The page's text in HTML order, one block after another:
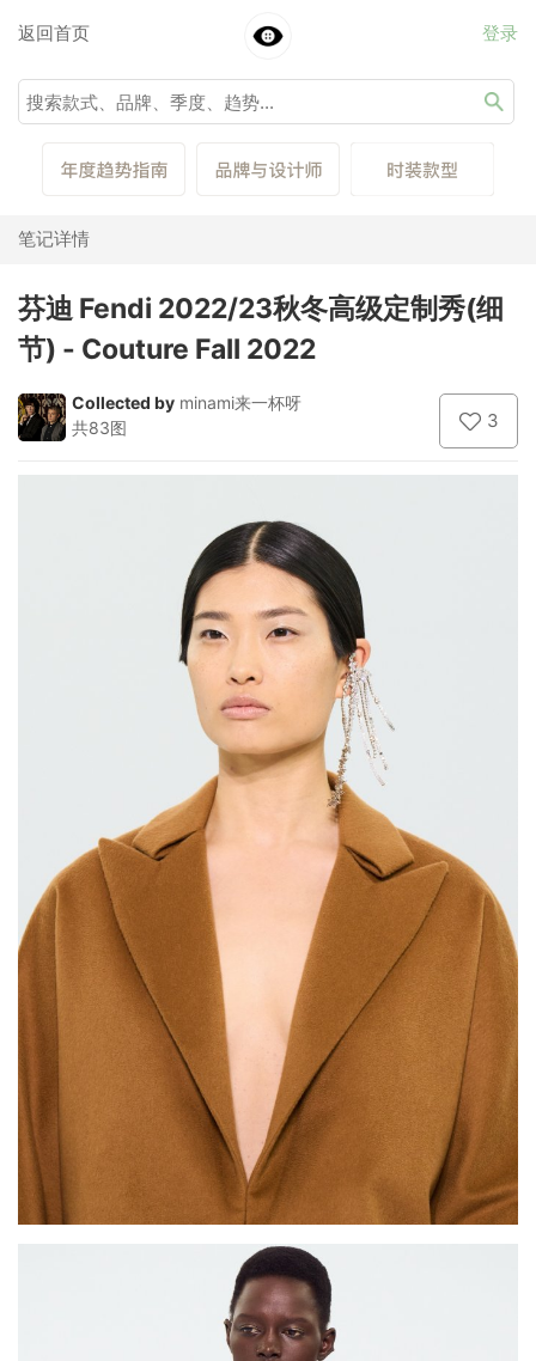
返回首页 登录
笔记详情
芬迪 Fendi 2022/23秋冬高级定制秀(细
节) - Couture Fall 2022
Collected by minami来一杯呀
共83图
3